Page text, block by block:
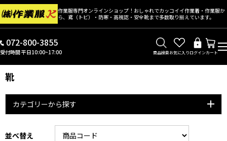
作業服専門オンラインショップ！おしゃれでカッコイイ作業着・作業服か
ら、鳶（トビ）・防寒・高視認・安全靴まで多数取り揃えています。
072-800-3855
受付時間 平日10:00~17:00 商品検索お気に入りログインカート
靴
カテゴリーから探す
並べ替え